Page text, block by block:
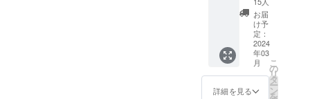
り組む。
お客さまと
の関わりの
中で大嫌い
だった農業
が大好き
いない
畑のく
だもの
でつ
くった
一筆箋
1種＋あ
なたの
お届
け予
定：
2024
年03
月
詳細を見る
こ
の
リ
タ
ー
ン
を